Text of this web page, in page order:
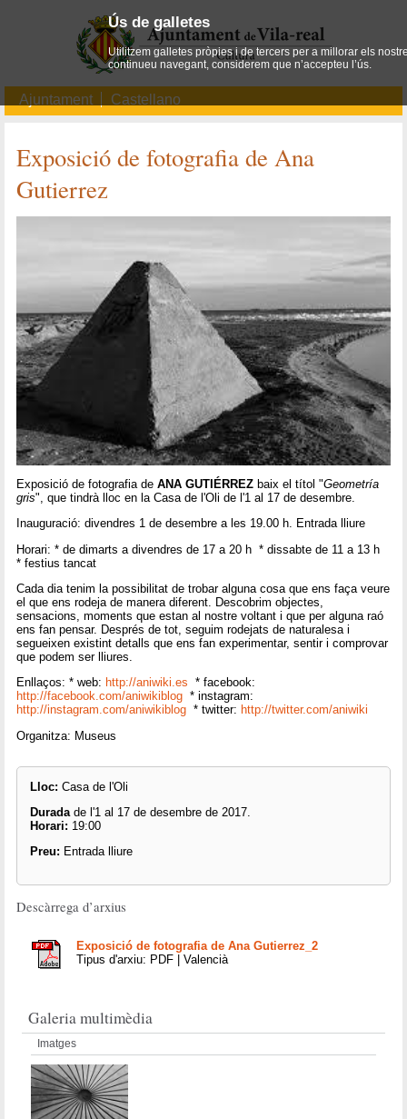
Ajuntament Castellano
Exposició de fotografia de Ana
Gutierrez
Exposició de fotografia deANA GUTIÉRREZ baix el títol "Geometría
gris", que tindrà lloc en la Casa de l'Oli de l'1 al 17 de desembre.
Inauguració: divendres 1 de desembre a les 19.00 h. Entrada lliure
Horari: * de dimarts a divendres de 17 a 20 h * dissabte de 11 a 13 h
* festius tancat
Cada dia tenim la possibilitat de trobar alguna cosa que ens faça veure
el que ens rodeja de manera diferent. Descobrim objectes,
sensacions, moments que estan al nostre voltant i que per alguna raó
ens fan pensar. Després de tot, seguim rodejats de naturalesa i
segueixen existint detalls que ens fan experimentar, sentir i comprovar
que podem ser lliures.
Enllaços: * web: http://aniwiki.es * facebook:
http://facebook.com/aniwikiblog * instagram:
http://instagram.com/aniwikiblog * twitter: http://twitter.com/aniwiki
Organitza: Museus
Lloc: Casa de l'Oli
Durada de l'1 al 17 de desembre de 2017.
Horari: 19:00
Preu: Entrada lliure
Descàrrega d’arxius
Exposició de fotografia de Ana Gutierrez_2
Tipus d'arxiu: PDF | Valencià
Galeria multimèdia
Imatges
Ús de galletes
Utilitzem galletes pròpies i de tercers per a millorar els
continueu navegant, considerem que n’accepteu l’ús.